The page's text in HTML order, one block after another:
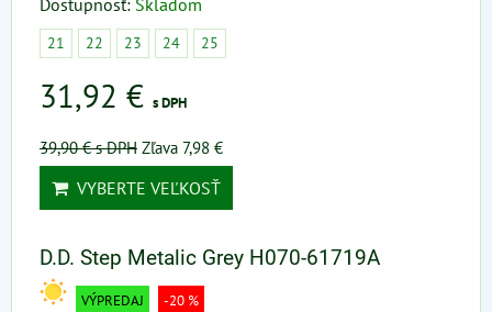
Dostupnosť: Skladom
21 22 23 24 25
31,92 € s DPH
39,90 €s DPH Zľava 7,98 €
VYBERTE VEĽKOSŤ
D.D. Step Metalic Grey H070-61719A
VÝPREDAJ -20 %